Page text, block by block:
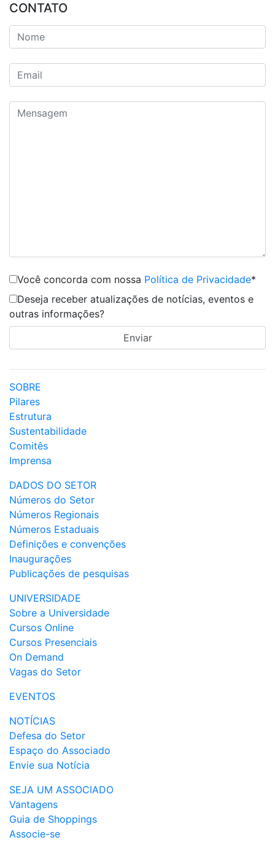
CONTATO
Você concorda com nossa Política de Privacidade*
Deseja receber atualizações de notícias, eventos e
outras informações?
SOBRE
Pilares
Estrutura
Sustentabilidade
Comitês
Imprensa
DADOS DO SETOR
Números do Setor
Números Regionais
Números Estaduais
Definições e convenções
Inaugurações
Publicações de pesquisas
UNIVERSIDADE
Sobre a Universidade
Cursos Online
Cursos Presenciais
On Demand
Vagas do Setor
EVENTOS
NOTÍCIAS
Defesa do Setor
Espaço do Associado
Envie sua Notícia
SEJA UM ASSOCIADO
Vantagens
Guia de Shoppings
Associe-se